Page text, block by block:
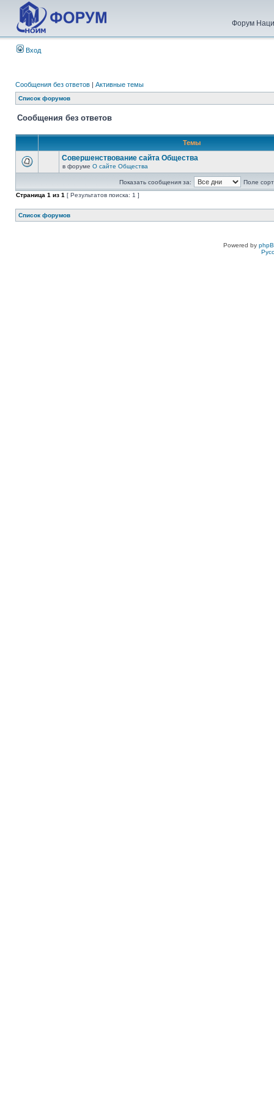
Форум
Вход
Сообщения без ответов | Активные темы
Список форумов
Сообщения без ответов
Темы
Совершенствование сайта Общества
в форуме О сайте Общества
Показать сообщения за:
Поле
Страница 1 из 1 [ Результатов поиска: 1 ]
Список форумов
Powered by